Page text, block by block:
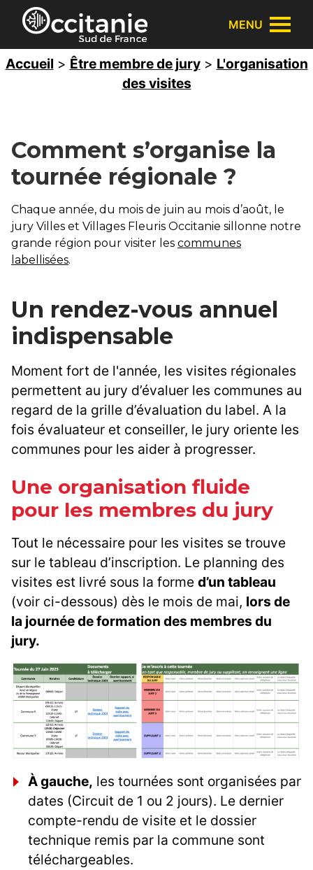
Panneau de gestion des cookies
MENU
Accueil > Être membre de jury> L'organisation
des visites
Comment s’organise la
tournée régionale ?
Chaque année, du mois de juin au mois d’août, le
jury Villes et Villages Fleuris Occitanie sillonne notre
grande région pour visiter les communes
labellisées.
Un rendez-vous annuel
indispensable
Moment fort de l'année, les visites régionales
permettent au jury d’évaluer les communes au
regard de la grille d’évaluation du label. A la
fois évaluateur et conseiller, le jury oriente les
communes pour les aider à progresser.
Une organisation fluide
pour les membres du jury
Tout le nécessaire pour les visites se trouve
sur le tableau d’inscription. Le planning des
visites est livré sous la forme d’un tableau
(voir ci-dessous) dès le mois de mai, lors de
la journée de formation des membres du
jury.
À gauche, les tournées sont organisées par
dates (Circuit de 1 ou 2 jours). Le dernier
compte-rendu de visite et le dossier
technique remis par la commune sont
téléchargeables.